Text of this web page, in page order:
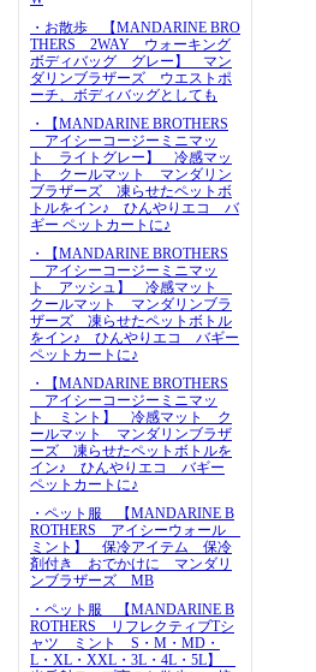
・お散歩 【MANDARINE BRO
THERS 2WAY ウォーキング
ボディバッグ グレー】 マン
ダリンブラザーズ ウエストポ
ーチ、ボディバッグとしても
・【MANDARINE BROTHERS
アイシーコージーミニマッ
ト ライトグレー】 冷感マッ
ト クールマット マンダリン
ブラザーズ 凍らせたペットボ
トルをイン♪ ひんやりエコ バ
ギー ペットカートに♪
・【MANDARINE BROTHERS
アイシーコージーミニマッ
ト アッシュ】 冷感マット
クールマット マンダリンブラ
ザーズ 凍らせたペットボトル
をイン♪ ひんやりエコ バギー
ペットカートに♪
・【MANDARINE BROTHERS
アイシーコージーミニマッ
ト ミント】 冷感マット ク
ールマット マンダリンブラザ
ーズ 凍らせたペットボトルを
イン♪ ひんやりエコ バギー
ペットカートに♪
・ペット服 【MANDARINE B
ROTHERS アイシーウォール
ミント】 保冷アイテム 保冷
剤付き おでかけに マンダリ
ンブラザーズ MB
・ペット服 【MANDARINE B
ROTHERS リフレクティブTシ
ャツ ミント S・M・MD・
L・XL・XXL・3L・4L・5L】